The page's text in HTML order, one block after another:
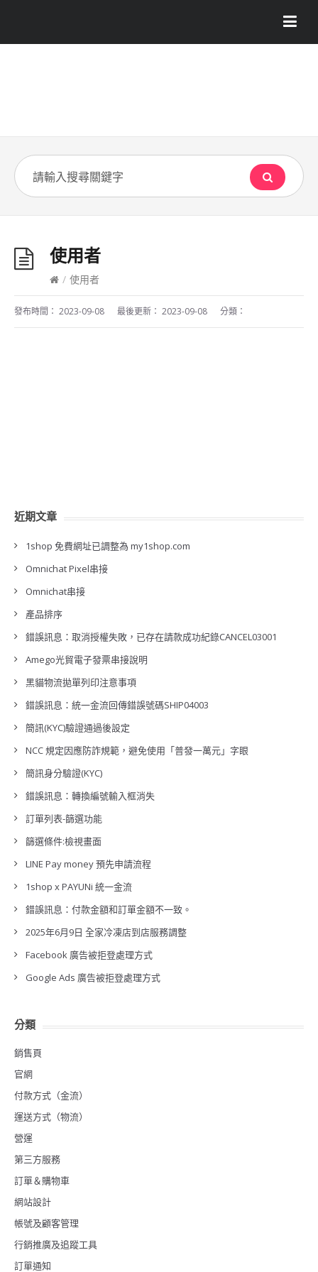
使用者
/ 使用者
發布時間： 2023-09-08 最後更新： 2023-09-08 分類：
近期文章
1shop 免費網址已調整為 my1shop.com
Omnichat Pixel串接
Omnichat串接
產品排序
錯誤訊息：取消授權失敗，已存在請款成功紀錄CANCEL03001
Amego光貿電子發票串接說明
黑貓物流拋單列印注意事項
錯誤訊息：統一金流回傳錯誤號碼SHIP04003
簡訊(KYC)驗證通過後設定
NCC 規定因應防詐規範，避免使用「普發一萬元」字眼
簡訊身分驗證(KYC)
錯誤訊息：轉換編號輸入框消失
訂單列表-篩選功能
篩選條件:檢視畫面
LINE Pay money 預先申請流程
1shop x PAYUNi 統一金流
錯誤訊息：付款金額和訂單金額不一致。
2025年6月9日 全家冷凍店到店服務調整
Facebook 廣告被拒登處理方式
Google Ads 廣告被拒登處理方式
分類
銷售頁
官網
付款方式（金流）
運送方式（物流）
營運
第三方服務
訂單＆購物車
網站設計
帳號及顧客管理
行銷推廣及追蹤工具
訂單通知